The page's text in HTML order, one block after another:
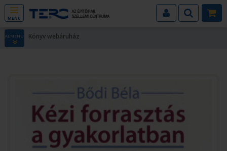
MENÜ
ALMENÜ Könyv webáruház